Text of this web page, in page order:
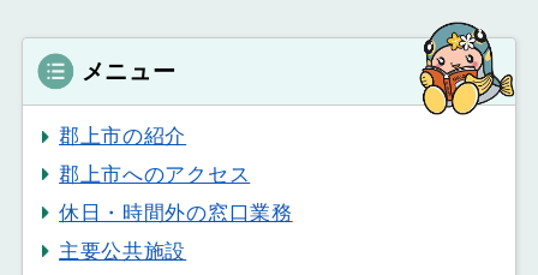
メニュー
郡上市の紹介
郡上市へのアクセス
休日・時間外の窓口業務
主要公共施設